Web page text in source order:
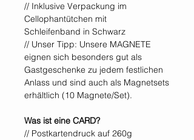
// Inklusive Verpackung im
Cellophantütchen mit
Schleifenband in Schwarz
// Unser Tipp: Unsere MAGNETE
eignen sich besonders gut als
Gastgeschenke zu jedem festlichen
Anlass und sind auch als Magnetsets
erhältlich (10 Magnete/Set).
Was ist eine CARD?
// Postkartendruck auf 260g